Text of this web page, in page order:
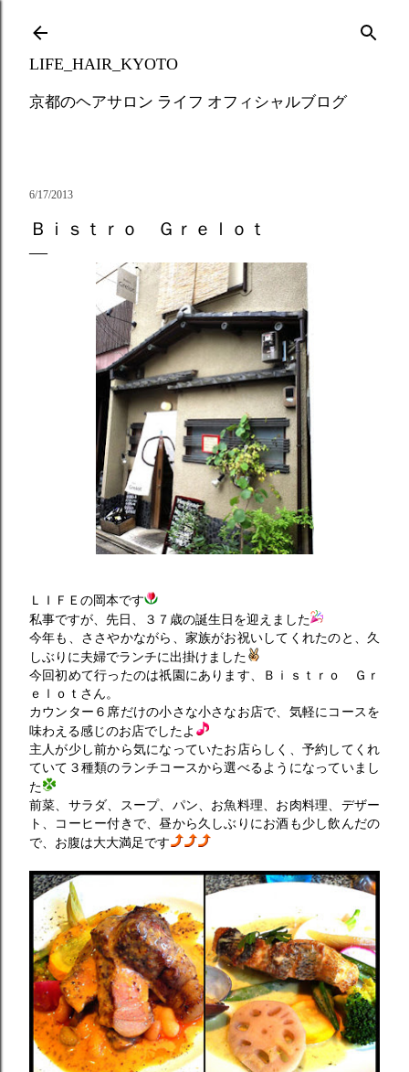
LIFE_HAIR_KYOTO
京都のヘアサロン ライフ オフィシャルブログ
6/17/2013
Ｂｉｓｔｒｏ Ｇｒｅｌｏｔ
ＬＩＦＥの岡本です
私事ですが、先日、３７歳の誕生日を迎えました
今年も、ささやかながら、家族がお祝いしてくれたのと、久
しぶりに夫婦でランチに出掛けました
今回初めて行ったのは祇園にあります、Ｂｉｓｔｒｏ Ｇｒ
ｅｌｏｔさん。
カウンター６席だけの小さな小さなお店で、気軽にコースを
味わえる感じのお店でしたよ
主人が少し前から気になっていたお店らしく、予約してくれ
ていて３種類のランチコースから選べるようになっていまし
た
前菜、サラダ、スープ、パン、お魚料理、お肉料理、デザー
ト、コーヒー付きで、昼から久しぶりにお酒も少し飲んだの
で、お腹は大大満足です